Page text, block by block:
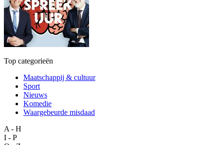
Top categorieën
Maatschappij & cultuur
Sport
Nieuws
Komedie
Waargebeurde misdaad
A - H
I - P